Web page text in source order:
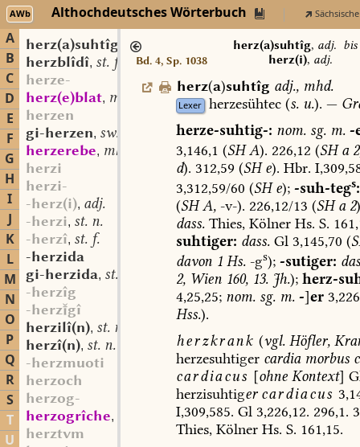
AWb Althochdeutsches Wörterbuch
A
B
C
D
E
F
G
H
I
J
K
L
M
N
O
P
Q
R
S
T
U
herz(a)suhtîg
adj.
herzblîdî, st. f.
herze-
herz(e)blat, mhd. st. n.
herzen
gi-herzen, sw. v.
herzerebe, mhd. st. sw. f.
herzi
herzi-
-herz(i), adj.
-herzi, st. n.
-herzî, st. f.
-herzida
gi-herzida, st. f.
-herzîg
-herzgî
herzilî(n), st. n.
herzî(n), st. n.
-herzmuoti
herzoch
herzog-
herzogrîche,
mhd. st. n.
herztvm
Bd. 4, Sp. 1038
herz(a)suhtîg, adj.
herz(i), adj.
herz(a)suhtîg adj., mhd.
Lexer herzesühtec(s.u.). —
herze-suhtig-: nom.sg.m. -
3,146,1 (SHA). 226,12 (SHa
d). 312,59 (SHe). Hbr.
3,312,59/60 (SHe); -suh-tegs:
(SHA,-v-). 226,12/13 (SHa2
dass.Thies,KölnerHs. S.
suhtiger: dass.Gl3,145,70 (
davon1Hs. -gs); -sutiger:
2,Wien160,13.Jh.); herz-
4,25,25; nom.sg.m. -]er
Hss.).
herzkrank (vgl.Höfler,
herzesuhtiger cardiamorbus
cardiacus [ohne Kontext]
herzisuhtiger cardiacus
I,309,585. Gl3,226,12. 296,1.
Thies,KölnerHs. S. 161,15.